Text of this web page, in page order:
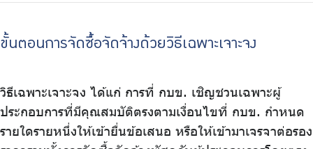
ขั้นตอนการจัดซื้อจัดจ้างด้วยวิธีเฉพาะเจาะจง
วิธีเฉพาะเจาะจง ได้แก่ การที่ กบข. เชิญชวนเฉพาะผู้
ประกอบการที่มีคุณสมบัติตรงตามเงื่อนไขที่ กบข. กำหนด
รายใดรายหนึ่งให้เข้ายื่นข้อเสนอ หรือให้เข้ามาเจรจาต่อรอง